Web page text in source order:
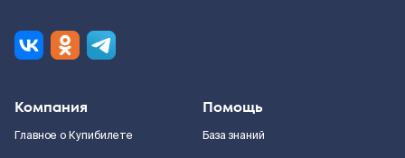
Компания
Главное о Купибилете
Помощь
База знаний